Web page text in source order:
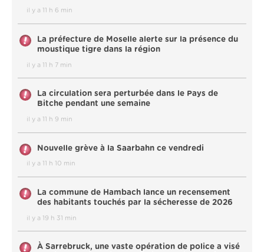
il y a 11 h 6 min
La préfecture de Moselle alerte sur la présence du
moustique tigre dans la région
il y a 11 h 7 min
La circulation sera perturbée dans le Pays de
Bitche pendant une semaine
il y a 11 h 9 min
Nouvelle grève à la Saarbahn ce vendredi
il y a 11 h 10 min
La commune de Hambach lance un recensement
des habitants touchés par la sécheresse de 2026
il y a 19 h 31 min
À Sarrebruck, une vaste opération de police a visé